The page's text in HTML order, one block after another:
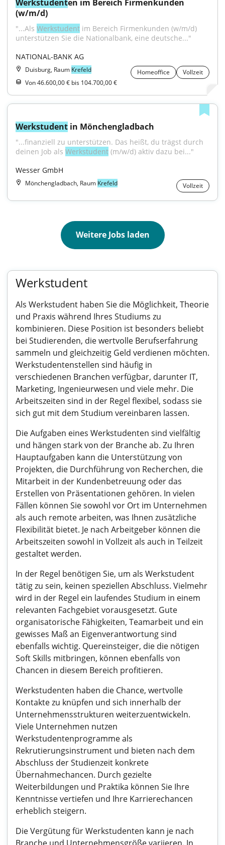
Werkstudenten im Bereich Firmenkunden
(w/m/d)
"...Als Werkstudent im Bereich Firmenkunden (w/m/d)
unterstützen Sie die Nationalbank, eine deutsche..."
NATIONAL-BANK AG
Duisburg, Raum Krefeld Homeoffice
Vollzeit
Von 46.600,00 € bis 104.700,00 €
Werkstudent in Mönchengladbach
"...finanziell zu unterstützen. Das heißt, du trägst durch
deinen Job als Werkstudent (m/w/d) aktiv dazu bei..."
Wesser GmbH
Mönchengladbach, Raum Krefeld Vollzeit
Weitere Jobs laden
Werkstudent
Als Werkstudent haben Sie die Möglichkeit, Theorie
und Praxis während Ihres Studiums zu
kombinieren. Diese Position ist besonders beliebt
bei Studierenden, die wertvolle Berufserfahrung
sammeln und gleichzeitig Geld verdienen möchten.
Werkstudentenstellen sind häufig in
verschiedenen Branchen verfügbar, darunter IT,
Marketing, Ingenieurwesen und viele mehr. Die
Arbeitszeiten sind in der Regel flexibel, sodass sie
sich gut mit dem Studium vereinbaren lassen.
Die Aufgaben eines Werkstudenten sind vielfältig
und hängen stark von der Branche ab. Zu Ihren
Hauptaufgaben kann die Unterstützung von
Projekten, die Durchführung von Recherchen, die
Mitarbeit in der Kundenbetreuung oder das
Erstellen von Präsentationen gehören. In vielen
Fällen können Sie sowohl vor Ort im Unternehmen
als auch remote arbeiten, was Ihnen zusätzliche
Flexibilität bietet. Je nach Arbeitgeber können die
Arbeitszeiten sowohl in Vollzeit als auch in Teilzeit
gestaltet werden.
In der Regel benötigen Sie, um als Werkstudent
tätig zu sein, keinen speziellen Abschluss. Vielmehr
wird in der Regel ein laufendes Studium in einem
relevanten Fachgebiet vorausgesetzt. Gute
organisatorische Fähigkeiten, Teamarbeit und ein
gewisses Maß an Eigenverantwortung sind
ebenfalls wichtig. Quereinsteiger, die die nötigen
Soft Skills mitbringen, können ebenfalls von
Chancen in diesem Bereich profitieren.
Werkstudenten haben die Chance, wertvolle
Kontakte zu knüpfen und sich innerhalb der
Unternehmensstrukturen weiterzuentwickeln.
Viele Unternehmen nutzen
Werkstudentenprogramme als
Rekrutierungsinstrument und bieten nach dem
Abschluss der Studienzeit konkrete
Übernahmechancen. Durch gezielte
Weiterbildungen und Praktika können Sie Ihre
Kenntnisse vertiefen und Ihre Karrierechancen
erheblich steigern.
Die Vergütung für Werkstudenten kann je nach